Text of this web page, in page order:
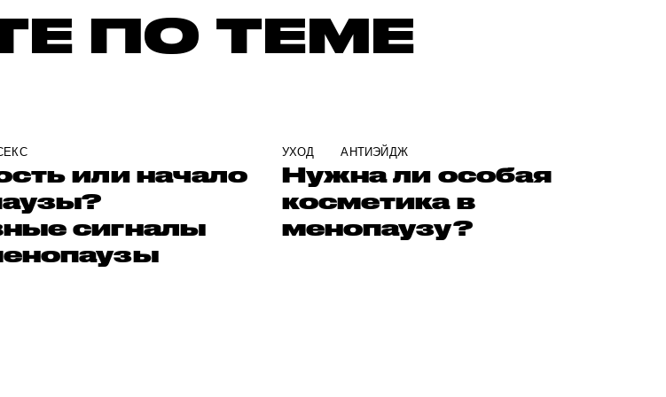
ПО ТЕМЕ
или начало
сигналы
УХОД АНТИЭЙДЖ
Нужна ли особая
косметика в
менопаузу?